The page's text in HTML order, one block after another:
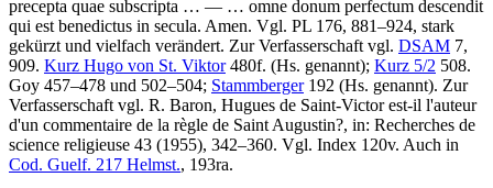
precepta quae subscripta … — … omne donum perfectum descendit
qui est benedictus in secula. Amen. Vgl. PL 176, 881–924, stark
gekürzt und vielfach verändert. Zur Verfasserschaft vgl. DSAM 7,
909. Kurz Hugo von St. Viktor480f. (Hs. genannt); Kurz 5/2 508.
Goy 457–478 und 502–504; Stammberger192 (Hs. genannt). Zur
Verfasserschaft vgl. R. Baron, Hugues de Saint-Victor est-il l'auteur
d'un commentaire de la règle de Saint Augustin?, in: Recherches de
science religieuse 43 (1955), 342–360. Vgl. Index 120v. Auch in
Cod. Guelf. 217 Helmst., 193ra.